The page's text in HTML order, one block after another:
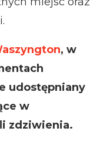
, w
udostępniany
w
zdziwienia.